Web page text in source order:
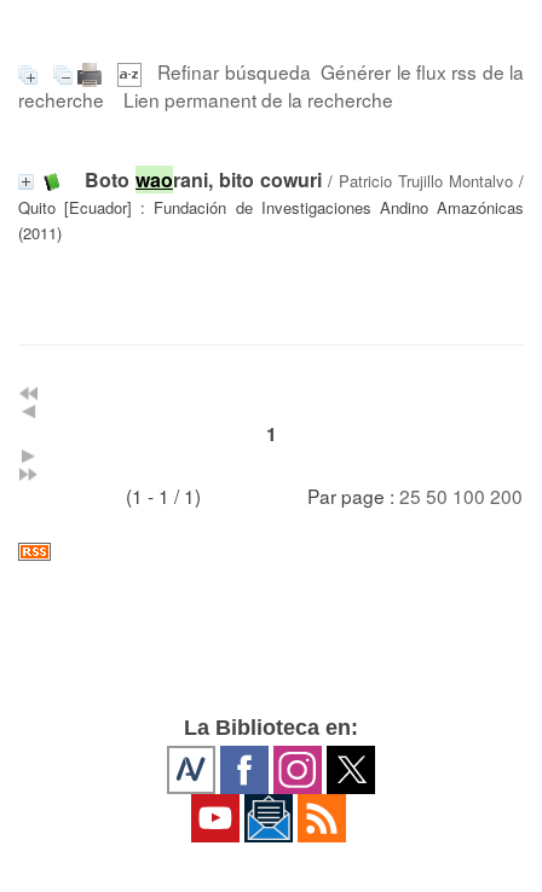
Refinar búsqueda Générer le flux rss de la
recherche
Lien permanent de la recherche
Boto waorani, bito cowuri / Patricio Trujillo Montalvo /
Quito [Ecuador] : Fundación de Investigaciones Andino Amazónicas
(2011)
1
(1 - 1 / 1) Par page : 25 50 100 200
La Biblioteca en: